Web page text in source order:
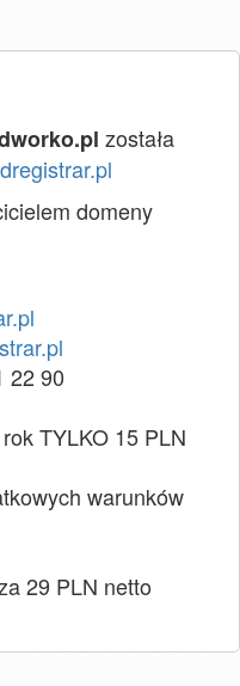
została
domeny
22 90
TYLKO 15 PLN
warunków
29 PLN netto